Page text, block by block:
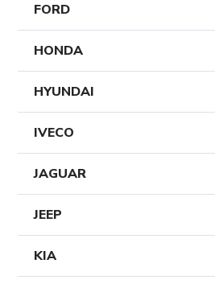
FORD
HONDA
HYUNDAI
IVECO
JAGUAR
JEEP
KIA